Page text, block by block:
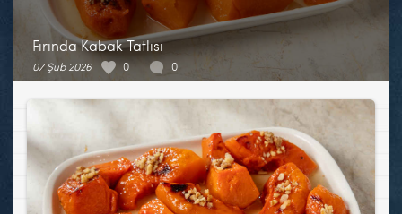
Fırında Kabak Tatlısı
07 Şub 2026 0 0